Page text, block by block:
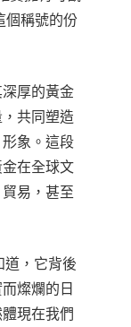
個稱號的份
厚的黃金
共同塑造
象。這段
在全球文
易，甚至
道，它背後
燦爛的日
現在我們